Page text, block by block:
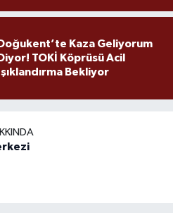
Doğukent’te Kaza Geliyorum
Diyor! TOKİ Köprüsü Acil
Işıklandırma Bekliyor